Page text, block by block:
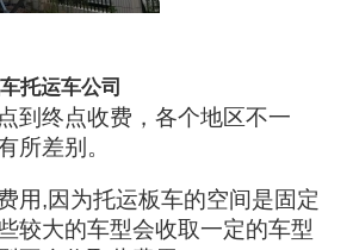
托运车公司
到终点收费，各个地区不一
所差别。
用,因为托运板车的空间是固定
较大的车型会收取一定的车型